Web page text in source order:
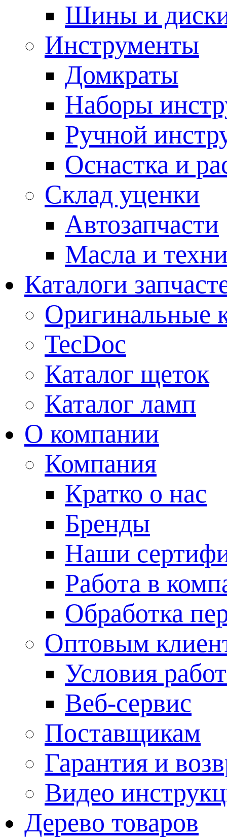
Шины и
Инструменты
Домкраты
Наборы
Ручной
Оснастка и
Склад уценки
Автозапчасти
Масла и
Каталоги
Оригинальные
TecDoc
Каталог щеток
Каталог ламп
О компании
Компания
Кратко о нас
Бренды
Наши
Работа в
Обработка
Оптовым
Условия
Веб-сервис
Поставщикам
Гарантия и
Видео
Дерево товаров